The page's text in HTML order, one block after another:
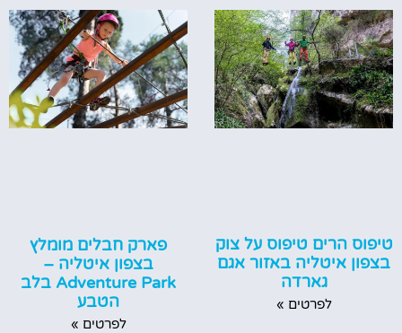
טיפוס הרים טיפוס על צוק
בצפון איטליה באזור אגם
גארדה
לפרטים »
פארק חבלים מומלץ
בצפון איטליה –
Adventure Park בלב
הטבע
לפרטים »